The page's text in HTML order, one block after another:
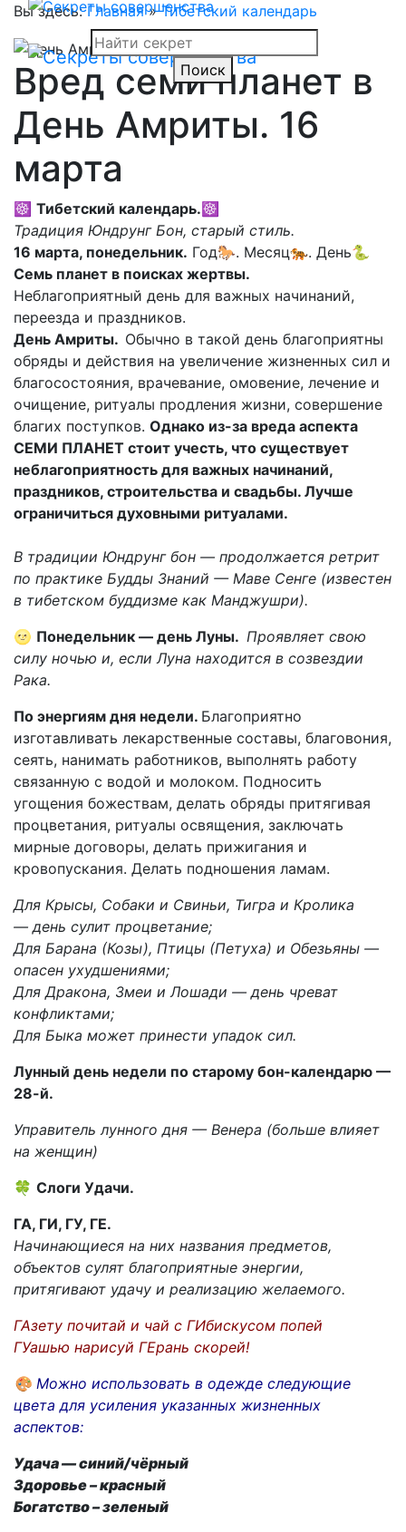
Поиск
Вы здесь:Главная»Тибетский календарь
Вред семи планет в
День Амриты. 16
марта
☸ Тибетский календарь.☸
Традиция Юндрунг Бон, старый стиль.
16 марта, понедельник. Год🐎. Месяц🐅. День🐍
Семь планет в поисках жертвы.
Неблагоприятный день для важных начинаний,
переезда и праздников.
День Амриты. Обычно в такой день благоприятны
обряды и действия на увеличение жизненных сил и
благосостояния, врачевание, омовение, лечение и
очищение, ритуалы продления жизни, совершение
благих поступков. Однако из-за вреда аспекта
СЕМИ ПЛАНЕТ стоит учесть, что существует
неблагоприятность для важных начинаний,
праздников, строительства и свадьбы. Лучше
ограничиться духовными ритуалами.
В традиции Юндрунг бон — продолжается ретрит
по практике Будды Знаний — Маве Сенге (известен
в тибетском буддизме как Манджушри).
🌝 Понедельник — день Луны. Проявляет свою
силу ночью и, если Луна находится в созвездии
Рака.
По энергиям дня недели. Благоприятно
изготавливать лекарственные составы, благовония,
сеять, нанимать работников, выполнять работу
связанную с водой и молоком. Подносить
угощения божествам, делать обряды притягивая
процветания, ритуалы освящения, заключать
мирные договоры, делать прижигания и
кровопускания. Делать подношения ламам.
Для Крысы, Собаки и Свиньи, Тигра и Кролика
— день сулит процветание;
Для Барана (Козы), Птицы (Петуха) и Обезьяны —
опасен ухудшениями;
Для Дракона, Змеи и Лошади — день чреват
конфликтами;
Для Быка может принести упадок сил.
Лунный день недели по старому бон-календарю —
28-й.
Управитель лунного дня — Венера (больше влияет
на женщин)
🍀 Слоги Удачи.
ГА, ГИ, ГУ, ГЕ.
Начинающиеся на них названия предметов,
объектов сулят благоприятные энергии,
притягивают удачу и реализацию желаемого.
ГАзету почитай и чай с ГИбискусом попей
ГУашью нарисуй ГЕрань скорей!
🎨 Можно использовать в одежде следующие
цвета для усиления указанных жизненных
аспектов:
Удача — синий/чёрный
Здоровье – красный
Богатство – зеленый